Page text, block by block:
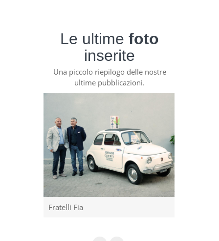
Le ultime foto
inserite
Una piccolo riepilogo delle nostre
ultime pubblicazioni.
Fratelli Fia